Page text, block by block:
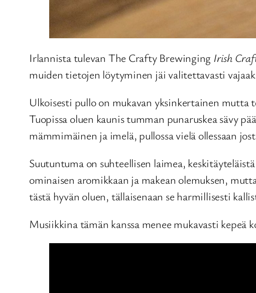
Irlannista tulevan The Crafty Brewinging Irish
muiden tietojen löytyminen jäi valitettavasti
Ulkoisesti pullo on mukavan yksinkertainen mutta
Tuopissa oluen kaunis tumman punaruskea sävy
mämmimäinen ja imelä, pullossa vielä ollessaan
Suutuntuma on suhteellisen laimea,
ominaisen aromikkaan ja makean olemuksen,
tästä hyvän oluen, tällaisenaan se harmillisesti
Musiikkina tämän kanssa menee mukavasti kepeä